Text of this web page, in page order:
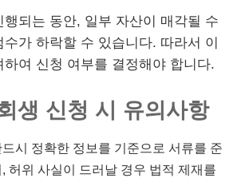
행되는 동안, 일부 자산이 매각될 수
수가 하락할 수 있습니다. 따라서 이
하여 신청 여부를 결정해야 합니다.
생 신청 시 유의사항
시 정확한 정보를 기준으로 서류를 준
허위 사실이 드러날 경우 법적 제재를